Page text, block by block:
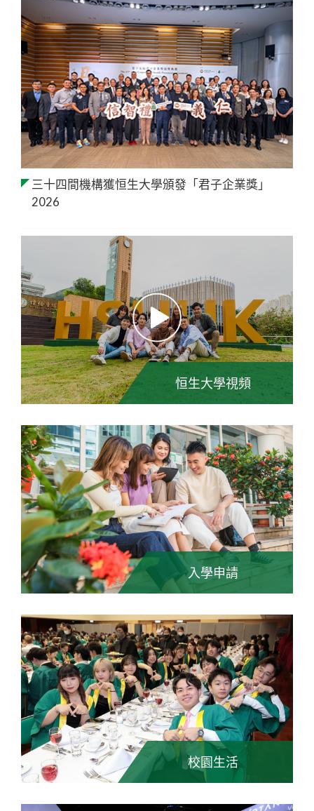
三十四間機構獲恒生大學頒發「君子企業獎」
2026
恒生大學視頻
入學申請
校園生活